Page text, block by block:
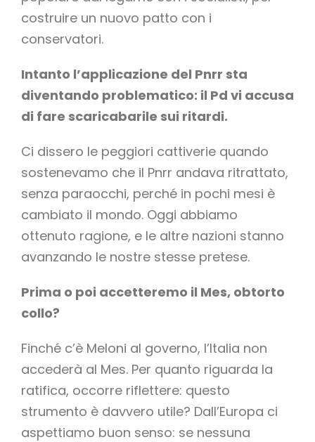
costruire un nuovo patto con i
conservatori.
Intanto l’applicazione del Pnrr sta
diventando problematico: il Pd vi accusa
di fare scaricabarile sui ritardi.
Ci dissero le peggiori cattiverie quando
sostenevamo che il Pnrr andava ritrattato,
senza paraocchi, perché in pochi mesi è
cambiato il mondo. Oggi abbiamo
ottenuto ragione, e le altre nazioni stanno
avanzando le nostre stesse pretese.
Prima o poi accetteremo il Mes, obtorto
collo?
Finché c’è Meloni al governo, l’Italia non
accederà al Mes. Per quanto riguarda la
ratifica, occorre riflettere: questo
strumento è davvero utile? Dall’Europa ci
aspettiamo buon senso: se nessuna